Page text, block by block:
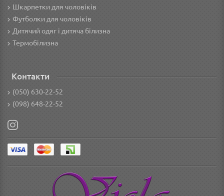
Шкарпетки для чоловіків
Футболки для чоловіків
Дитячий одяг і дитяча білизна
Термобілизна
Контакти
(050) 630-22-52
(098) 648-22-52